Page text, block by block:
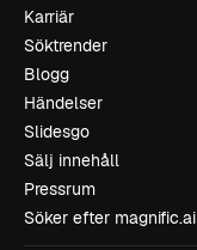
Karriär
Söktrender
Blogg
Händelser
Slidesgo
Sälj innehåll
Pressrum
Söker efter magnific.ai